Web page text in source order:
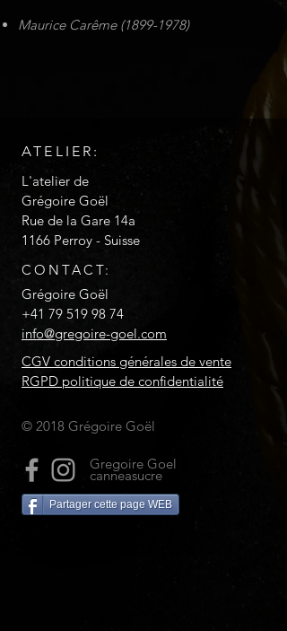
Maurice Carême (1899-1978)
ATELIER:
L'atelier de
Grégoire Goël
Rue de la Gare 14a
1166 Perroy - Suisse
CONTACT:
Grégoire Goël
+41 79 519 98 74
info@gregoire-goel.com
CGV conditions générales de vente
RGPD politique de confidentialité
© 2018 Grégoire Goël
Gregoire Goel
canneasucre
Partager cette page WEB